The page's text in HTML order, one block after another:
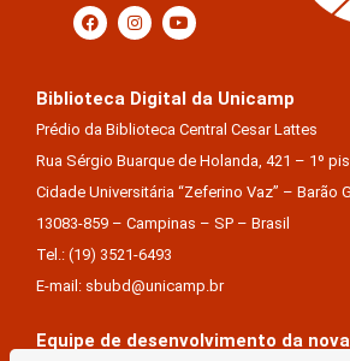
Biblioteca Digital da Unicamp
Prédio da Biblioteca Central Cesar Lattes
Rua Sérgio Buarque de Holanda, 421 – 1º
Cidade Universitária “Zeferino Vaz” – Barão
13083-859 – Campinas – SP – Brasil
Tel.: (19) 3521-6493
E-mail: sbubd@unicamp.br
Equipe de desenvolvimento da nova